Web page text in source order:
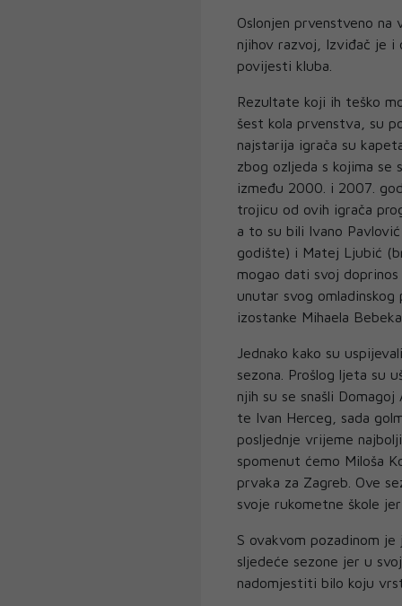
Oslonjen prvenstveno
njihov razvoj, Izviđač je i
povijesti kluba.
Rezultate koji ih teško
šest kola prvenstva, su
najstarija igrača su
zbog ozljeda s kojima se
između 2000. i 2007.
trojicu od ovih igrača
a to su bili Ivano
godište) i Matej Ljubić
mogao dati svoj
unutar svog
izostanke Mihaela
Jednako kako su
sezona. Prošlog ljeta su
njih su se snašli
te Ivan Herceg, sada
posljednje vrijeme
spomenut ćemo Miloša
prvaka za Zagreb. Ove
svoje rukometne škole
S ovakvom pozadinom
sljedeće sezone jer u
nadomjestiti bilo koju